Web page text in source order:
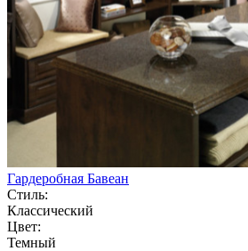
Гардеробная Бавеан
Стиль:
Классический
Цвет:
Темный